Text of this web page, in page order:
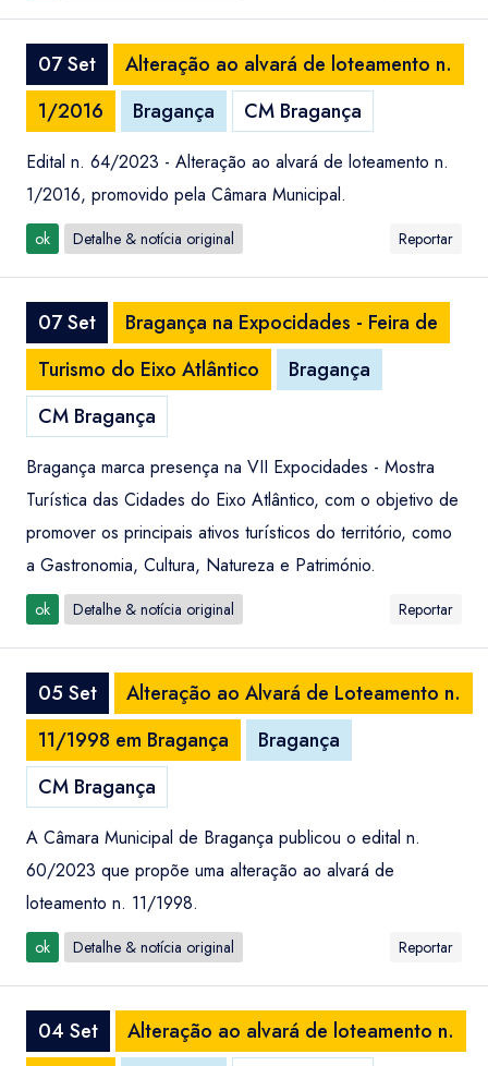
07 Set
Alteração ao alvará de loteamento n.
1/2016
Bragança CM Bragança
Edital n. 64/2023 - Alteração ao alvará de loteamento n.
1/2016, promovido pela Câmara Municipal.
ok Detalhe & notícia original Reportar
07 Set
Bragança na Expocidades - Feira de
Turismo do Eixo Atlântico
Bragança
CM Bragança
Bragança marca presença na VII Expocidades - Mostra
Turística das Cidades do Eixo Atlântico, com o objetivo de
promover os principais ativos turísticos do território, como
a Gastronomia, Cultura, Natureza e Património.
ok Detalhe & notícia original Reportar
05 Set
Alteração ao Alvará de Loteamento n.
11/1998 em Bragança
Bragança
CM Bragança
A Câmara Municipal de Bragança publicou o edital n.
60/2023 que propõe uma alteração ao alvará de
loteamento n. 11/1998.
ok Detalhe & notícia original Reportar
04 Set
Alteração ao alvará de loteamento n.